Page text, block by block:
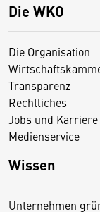
Die WKO
Die Organisation
Transparenz
Rechtliches
Jobs und Karriere
Medienservice
Wissen
Unternehmen